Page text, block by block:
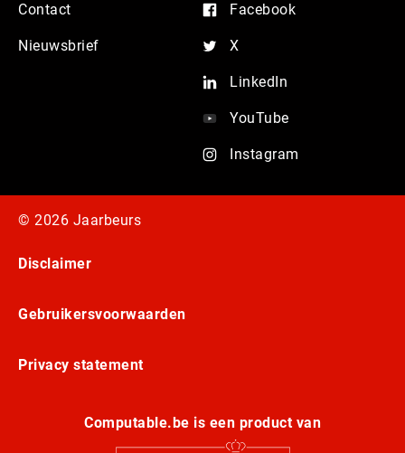
Contact
Nieuwsbrief
Facebook
X
LinkedIn
YouTube
Instagram
© 2026 Jaarbeurs
Disclaimer
Gebruikersvoorwaarden
Privacy statement
Computable.be is een product van